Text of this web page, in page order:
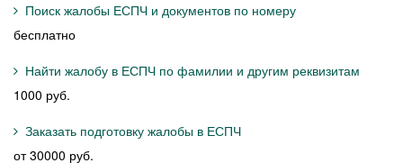
Поиск жалобы ЕСПЧ и документов по номеру
бесплатно
Найти жалобу в ЕСПЧ по фамилии и другим реквизитам
1000 руб.
Заказать подготовку жалобы в ЕСПЧ
от 30000 руб.